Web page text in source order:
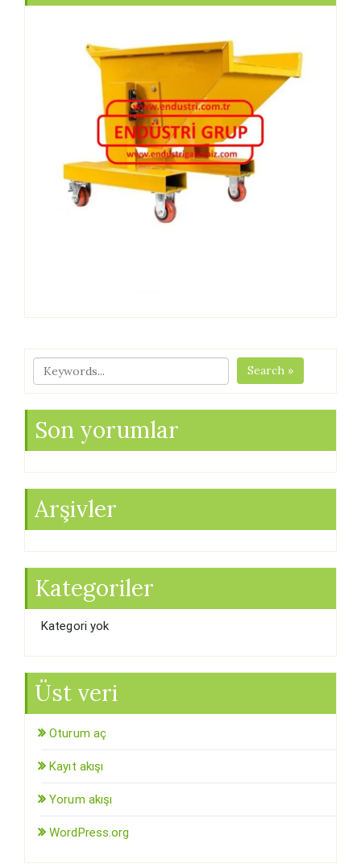
Search »
Son yorumlar
Arşivler
Kategoriler
Kategori yok
Üst veri
Oturum aç
Kayıt akışı
Yorum akışı
WordPress.org